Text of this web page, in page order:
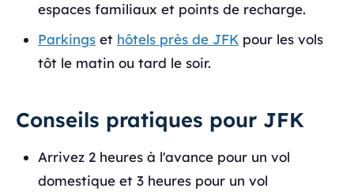
espaces familiaux et points de recharge.
Parkings et hôtels près de JFK pour les vols
tôt le matin ou tard le soir.
Conseils pratiques pour JFK
Arrivez 2 heures à l'avance pour un vol
domestique et 3 heures pour un vol